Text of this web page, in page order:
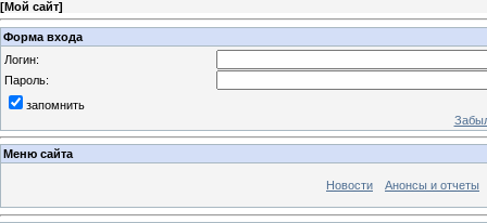
[Мой сайт]
Форма входа
Логин:
Пароль:
запомнить
Меню сайта
Новости Анонсы и отчеты